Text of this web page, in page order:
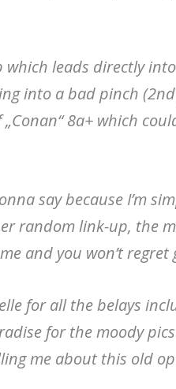
leads directly
into a bad pinch
8a+ which
say because I’m
random link-up, the
and you won’t regret
for all the belays
for the moody
me about this old